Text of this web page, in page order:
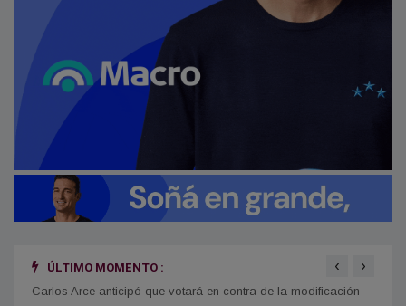
ÚLTIMO MOMENTO :
Carlos Arce anticipó que votará en contra de la modificación
‹ ›